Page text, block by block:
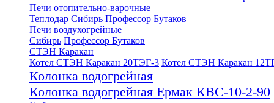
Печи отопительно-варочные
Теплодар Сибирь Профессор Бутаков
Печи воздухогрейные
Сибирь Профессор Бутаков
СТЭН Каракан
Котел СТЭН Каракан 20ТЭГ-3 Котел СТЭН Каракан
Колонка водогрейная
Колонка водогрейная Ермак КВС-10-2-90